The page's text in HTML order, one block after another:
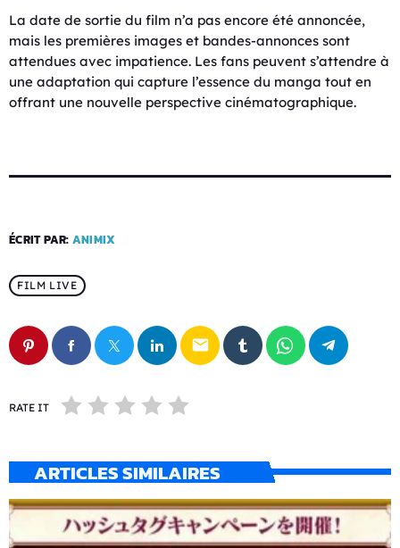
La date de sortie du film n’a pas encore été annoncée,
mais les premières images et bandes-annonces sont
attendues avec impatience. Les fans peuvent s’attendre à
une adaptation qui capture l’essence du manga tout en
offrant une nouvelle perspective cinématographique.
ÉCRIT PAR: ANIMIX
FILM LIVE
email
RATE IT
ARTICLES SIMILAIRES